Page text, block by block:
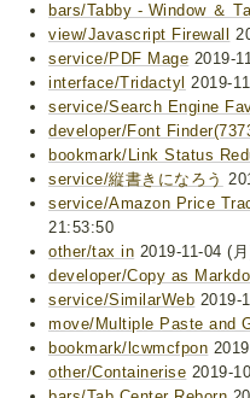
bars/Tabby - Window ＆
view/Javascript Firewall
service/PDF Mage 2019-
interface/Tridactyl 2019-
service/Search Engine
developer/Font
bookmark/Link Status
service/縦書きになろう
service/Amazon Price
21:53:50
other/tax in 2019-11-04 (
developer/Copy as
service/SimilarWeb 2019-
move/Multiple Paste and
bookmark/lcwmcfpon
other/Containerise 2019-